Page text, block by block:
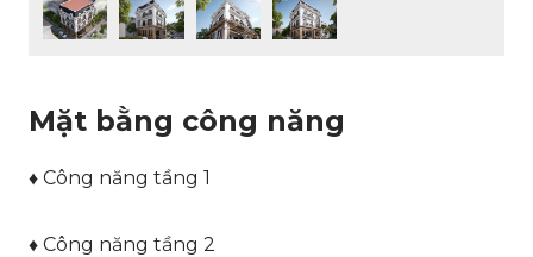
Mặt bằng công năng
♦ Công năng tầng 1
♦ Công năng tầng 2